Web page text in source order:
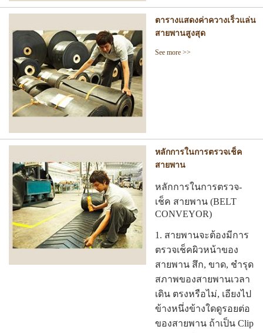
ตารางแสดงค่าควางเร็วแล่น
สายพานสูงสุด
See more >>
หลักการในการตรวจเช็ค
สายพาน
หลักการในการตรวจ-
เช็ค สายพาน (BELT
CONVEYOR)
1. สายพานจะต้องมีการ
ตรวจเช็คผิวหน้าของ
สายพาน สึก, ขาด, ชำรุด
สภาพของสายพานเวลา
เดิน ตรงหรือไม่, เอียงไป
ข้างหนึ่งข้างใดดูรอยต่อ
ของสายพาน ถ้าเป็น Clip